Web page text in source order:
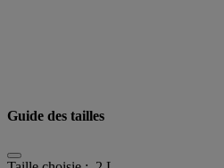
Guide des tailles